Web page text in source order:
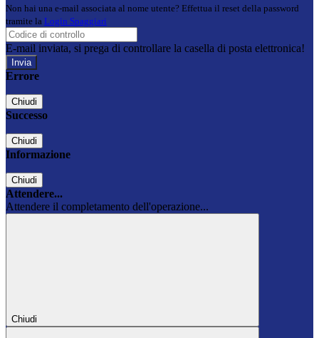
Non hai una e-mail associata al nome utente? Effettua il reset della password
tramite la Login Spaggiari
E-mail inviata, si prega di controllare la casella di posta elettronica!
Errore
Chiudi
Successo
Chiudi
Informazione
Chiudi
Attendere...
Attendere il completamento dell'operazione...
Chiudi